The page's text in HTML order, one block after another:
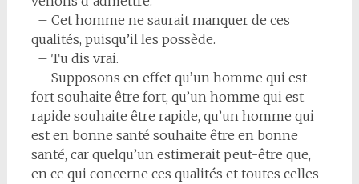
– Cet homme ne saurait manquer de ces
qualités, puisqu’il les possède.
– Tu dis vrai.
– Supposons en effet qu’un homme qui est
fort souhaite être fort, qu’un homme qui est
rapide souhaite être rapide, qu’un homme qui
est en bonne santé souhaite être en bonne
santé, car quelqu’un estimerait peut-être que,
en ce qui concerne ces qualités et toutes celles